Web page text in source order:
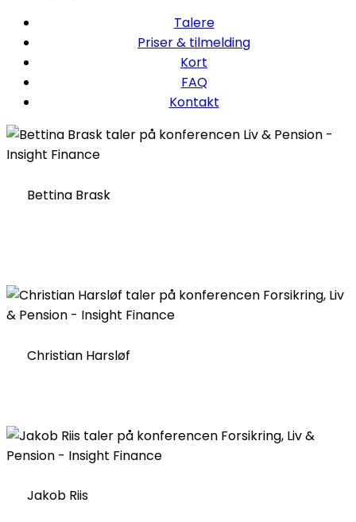
Talere
Priser & tilmelding
Kort
FAQ
Kontakt
Bettina Brask
Christian Harsløf
Jakob Riis